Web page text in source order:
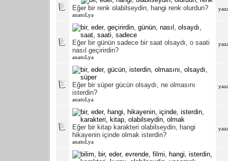
Eğer bir renk olabilseydin, hangi renk olurdun?
anatoLya
Eğer bir günün sadece bir saat olsaydı, o saati
nasıl geçirirdin?
anatoLya
Eğer bir süper gücün olsaydı, ne olmasını
isterdin?
anatoLya
Eğer bir kitap karakteri olabilseydin, hangi
hikayenin içinde olmak isterdin?
anatoLya